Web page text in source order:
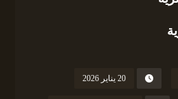
20 يناير 2026